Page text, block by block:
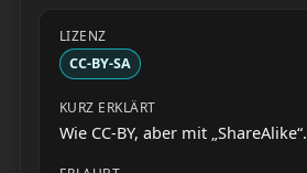
CC-BY-SA
Wie CC-BY, aber mit „ShareAlike“.